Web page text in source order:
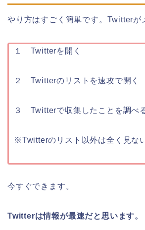
やり方はすごく簡単です。Twitterが
１ Twitterを開く
２ Twitterのリストを速攻で開く
３ Twitterで収集したことを調べ
※Twitterのリスト以外は全く見な
今すぐできます。
Twitterは情報が最速だと思います。